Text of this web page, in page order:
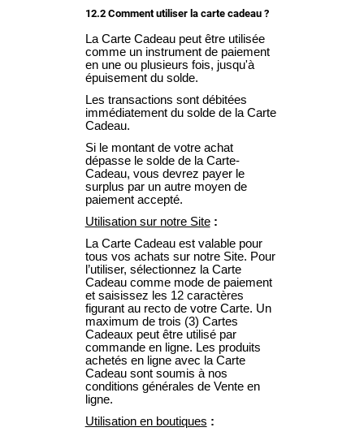
12.2 Comment utiliser la carte cadeau ?
La Carte Cadeau peut être utilisée
comme un instrument de paiement
en une ou plusieurs fois, jusqu'à
épuisement du solde.
Les transactions sont débitées
immédiatement du solde de la Carte
Cadeau.
Si le montant de votre achat
dépasse le solde de la Carte-
Cadeau, vous devrez payer le
surplus par un autre moyen de
paiement accepté.
Utilisation sur notre Site:
La Carte Cadeau est valable pour
tous vos achats sur notre Site. Pour
l’utiliser, sélectionnez la Carte
Cadeau comme mode de paiement
et saisissez les 12 caractères
figurant au recto de votre Carte. Un
maximum de trois (3) Cartes
Cadeaux peut être utilisé par
commande en ligne. Les produits
achetés en ligne avec la Carte
Cadeau sont soumis à nos
conditions générales de Vente en
ligne.
Utilisation en boutiques :